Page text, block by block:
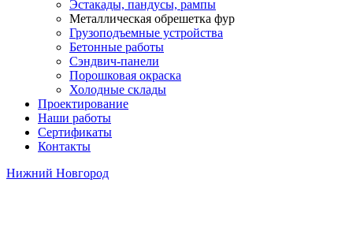
Эстакады, пандусы, рампы
Металлическая обрешетка фур
Грузоподъемные устройства
Бетонные работы
Сэндвич-панели
Порошковая окраска
Холодные склады
Проектирование
Наши работы
Сертификаты
Контакты
Нижний Новгород